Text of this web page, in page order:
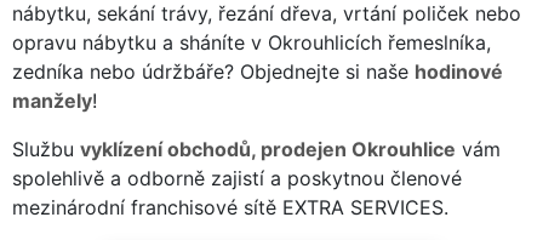
nábytku, sekání trávy, řezání dřeva, vrtání poliček nebo
opravu nábytku a sháníte v Okrouhlicích řemeslníka,
zedníka nebo údržbáře? Objednejte si naše hodinové
manžely!
Službu vyklízení obchodů, prodejen Okrouhlice vám
spolehlivě a odborně zajistí a poskytnou členové
mezinárodní franchisové sítě EXTRA SERVICES.